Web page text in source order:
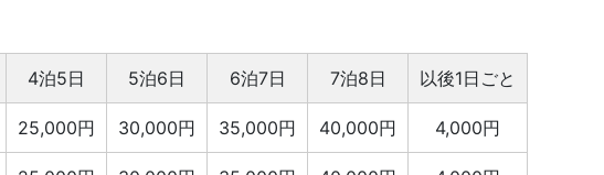
4泊5日 5泊6日 6泊7日 7泊8日 以後1日ごと
25,000円 30,000円 35,000円 40,000円 4,000円